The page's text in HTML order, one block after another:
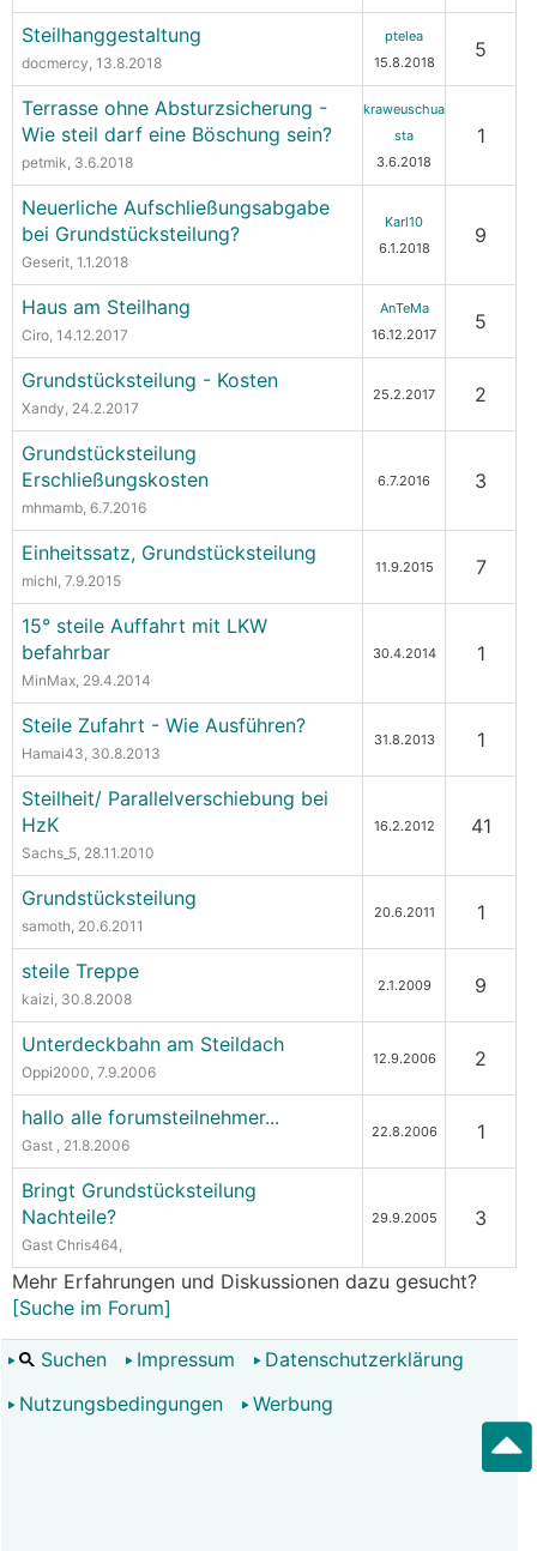
Steilhanggestaltung
docmercy, 13.8.2018
ptelea
15.8.2018
5
Terrasse ohne Absturzsicherung -
Wie steil darf eine Böschung sein?
petmik, 3.6.2018
kraweuschua
sta
3.6.2018
1
Neuerliche Aufschließungsabgabe
bei Grundstücksteilung?
Geserit, 1.1.2018
Karl10
6.1.2018
9
Haus am Steilhang
Ciro, 14.12.2017
AnTeMa
16.12.2017
5
Grundstücksteilung - Kosten
Xandy, 24.2.2017
25.2.2017 2
Grundstücksteilung
Erschließungskosten
mhmamb, 6.7.2016
6.7.2016 3
Einheitssatz, Grundstücksteilung
michl, 7.9.2015
11.9.2015 7
15° steile Auffahrt mit LKW
befahrbar
MinMax, 29.4.2014
30.4.2014 1
Steile Zufahrt - Wie Ausführen?
Hamai43, 30.8.2013
31.8.2013 1
Steilheit/ Parallelverschiebung bei
HzK
Sachs_5, 28.11.2010
16.2.2012 41
Grundstücksteilung
samoth, 20.6.2011
20.6.2011 1
steile Treppe
kaizi, 30.8.2008
2.1.2009 9
Unterdeckbahn am Steildach
Oppi2000, 7.9.2006
12.9.2006 2
hallo alle forumsteilnehmer...
Gast , 21.8.2006
22.8.2006 1
Bringt Grundstücksteilung
Nachteile?
Gast Chris464,
29.9.2005 3
Mehr Erfahrungen und Diskussionen dazu gesucht?
[Suche im Forum]
Suchen Impressum
Datenschutzerklärung
Nutzungsbedingungen
Werbung